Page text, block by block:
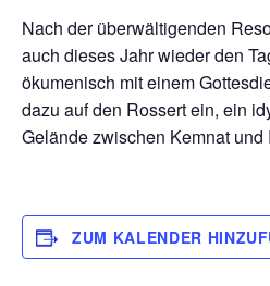
Nach der überwältigenden
auch dieses Jahr wieder den
ökumenisch mit einem
dazu auf den Rossert ein, ein
Gelände zwischen Kemnat
ZUM KALENDER